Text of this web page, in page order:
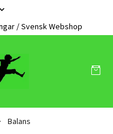
/ Svensk Webshop
Balans